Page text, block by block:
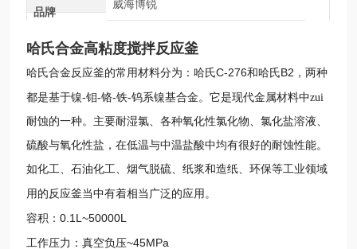
品牌
威海博锐
哈氏合金高粘度搅拌反应釜
哈氏合金反应釜的常用材料分为：哈氏C-276和哈氏B2 ，两种
都是基于镍-钼-铬-铁-钨系镍基合金。它是现代金属材料中zui
耐蚀的一种。主要耐湿氯、各种氧化性氯化物、氯化盐溶液、
硫酸与氧化性盐，在低温与中温盐酸中均有很好的耐蚀性能。
如化工、石油化工、烟气脱硫、纸浆和造纸、环保等工业领域
用的反应釜当中有着相当广泛的应用。
容积：0.1L~50000L
工作压力：真空负压~45MPa